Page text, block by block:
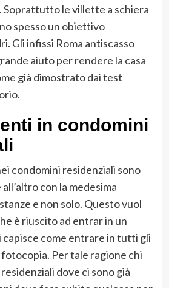
Soprattutto le villette a schiera
spesso un obiettivo
Gli infissi Roma antiscasso
aiuto per rendere la casa
già dimostrato dai test
in condomini
condomini residenziali sono
con la medesima
e non solo. Questo vuol
è riuscito ad entrar in un
come entrare in tutti gli
Per tale ragione chi
dove ci sono già